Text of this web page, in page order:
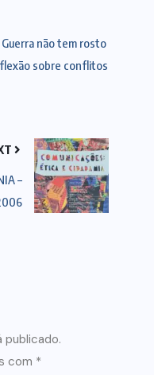
Guerra não tem rosto
sobre conflitos
–
publicado.
com *